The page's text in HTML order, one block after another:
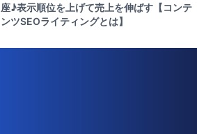
座♪表示順位を上げて売上を伸ばす【コンテ
ンツSEOライティングとは】